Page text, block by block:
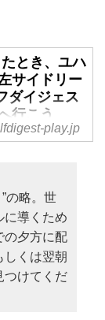
たとき、ユハ
サイドリー
ダイジェス
行こう
イジェスト
説にも落とし
警鐘を鳴ら
ド」「腰を回
ら、その核心
て、ボールを
「ボールスピ
play.jp
の略。世
に導くため
の夕方に配
しくは翌朝
つけてくだ